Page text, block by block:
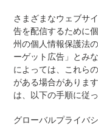
さまざまなウェブサ
告を配信するために
州の個人情報保護法
ーゲット広告」とみ
によっては、これら
がある場合がありま
は、以下の手順に従
グローバルプライバ